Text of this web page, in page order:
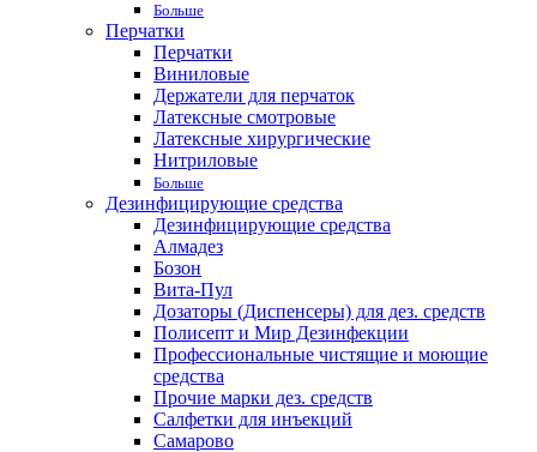
Больше
Перчатки
Перчатки
Виниловые
Держатели для перчаток
Латексные смотровые
Латексные хирургические
Нитриловые
Больше
Дезинфицирующие средства
Дезинфицирующие средства
Алмадез
Бозон
Вита-Пул
Дозаторы (Диспенсеры) для дез. средств
Полисепт и Мир Дезинфекции
Профессиональные чистящие и моющие
средства
Прочие марки дез. средств
Салфетки для инъекций
Самарово